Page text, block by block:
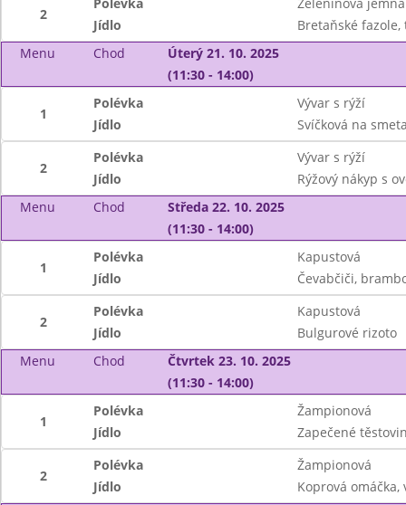
2
Jídlo
Bretaňské fazole,
Menu
Chod
Úterý 21. 10. 2025
(11:30 - 14:00)
1
Polévka
Vývar s rýží
Jídlo
Svíčková na
2
Polévka
Vývar s rýží
Jídlo
Rýžový nákyp s
Menu
Chod
Středa 22. 10. 2025
(11:30 - 14:00)
1
Polévka
Kapustová
Jídlo
Čevabčiči,
2
Polévka
Kapustová
Jídlo
Bulgurové rizoto
Menu
Chod
Čtvrtek 23. 10. 2025
(11:30 - 14:00)
1
Polévka
Žampionová
Jídlo
Zapečené
2
Polévka
Žampionová
Jídlo
Koprová